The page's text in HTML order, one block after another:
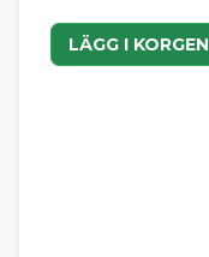
LÄGG I KORGEN